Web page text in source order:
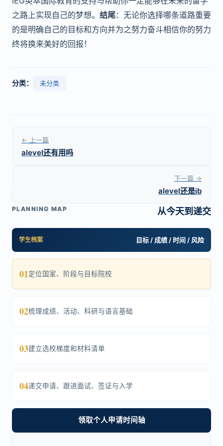
之路上实现自己的梦想。 结尾：无论你选择哪条道路重要
的是明确自己的目标和方向并为之努力奋斗相信你的努力
终将换来美好的回报！
分类： 未分类
← 上一篇
alevel还有用吗
下一篇 →
alevel还是ib
PLANNING MAP 从今天到递交
学生档案 目标 / 成绩 / 时间 / 风险
01定位国家、阶段与目标院校
02梳理成绩、活动、科研与语言基础
03建立选校梯度和材料清单
04递交申请、跟进面试、签证与入学
领取个人申请时间轴